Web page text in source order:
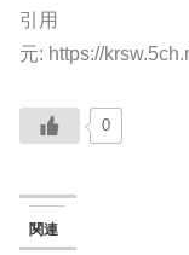
引用
元: https://
0
関連